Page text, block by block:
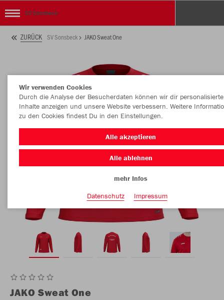
SV Sonsbeck
ZURÜCK SV Sonsbeck JAKO Sweat One
JAKO Sweat One
Wir verwenden Cookies
Durch die Analyse der Besucherdaten können wir dir personalisierte
Inhalte anzeigen und unsere Website verbessern. Weitere
zu den Cookies findest Du in den Einstellungen.
Alle akzeptieren
Alle ablehnen
mehr Infos
Datenschutz
Impressum